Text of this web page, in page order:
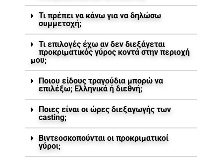
Τι πρέπει να κάνω για να δηλώσω
συμμετοχή;
Τι επιλογές έχω αν δεν διεξάγεται
προκριματικός γύρος κοντά στην περιοχή
μου;
Ποιου είδους τραγούδια μπορώ να
επιλέξω; Ελληνικά ή διεθνή;
Ποιες είναι οι ώρες διεξαγωγής των
casting;
Βιντεοσκοπούνται οι προκριματικοί
γύροι;